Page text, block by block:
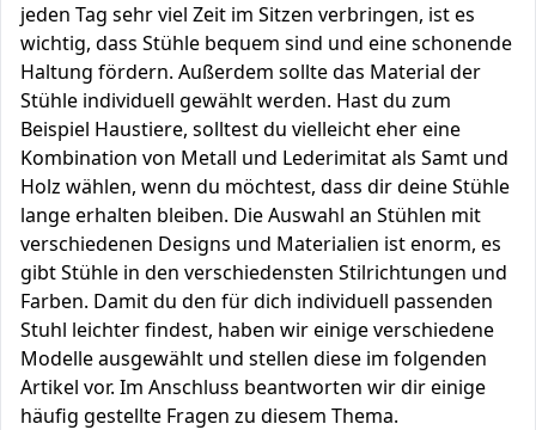
jeden Tag sehr viel Zeit im Sitzen verbringen, ist es
wichtig, dass Stühle bequem sind und eine schonende
Haltung fördern. Außerdem sollte das Material der
Stühle individuell gewählt werden. Hast du zum
Beispiel Haustiere, solltest du vielleicht eher eine
Kombination von Metall und Lederimitat als Samt und
Holz wählen, wenn du möchtest, dass dir deine Stühle
lange erhalten bleiben. Die Auswahl an Stühlen mit
verschiedenen Designs und Materialien ist enorm, es
gibt Stühle in den verschiedensten Stilrichtungen und
Farben. Damit du den für dich individuell passenden
Stuhl leichter findest, haben wir einige verschiedene
Modelle ausgewählt und stellen diese im folgenden
Artikel vor. Im Anschluss beantworten wir dir einige
häufig gestellte Fragen zu diesem Thema.